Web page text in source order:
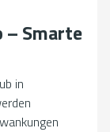
– Smarte
in